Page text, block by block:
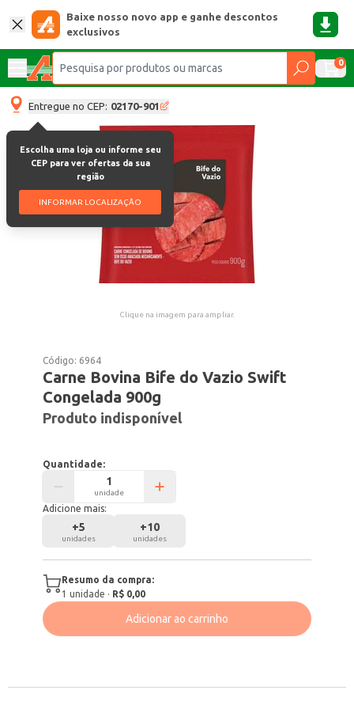
Baixe nosso novo app e ganhe descontos
exclusivos
0
Entregue no CEP: 02170-901
Escolha uma loja ou informe seu
CEP para ver ofertas da sua
região
INFORMAR LOCALIZAÇÃO
Clique na imagem para ampliar.
Código: 6964
Carne Bovina Bife do Vazio Swift
Congelada 900g
Produto indisponível
Quantidade:
unidade
Adicione mais:
+5
unidades
+10
unidades
Resumo da compra:
1 unidade · R$ 0,00
Adicionar ao carrinho